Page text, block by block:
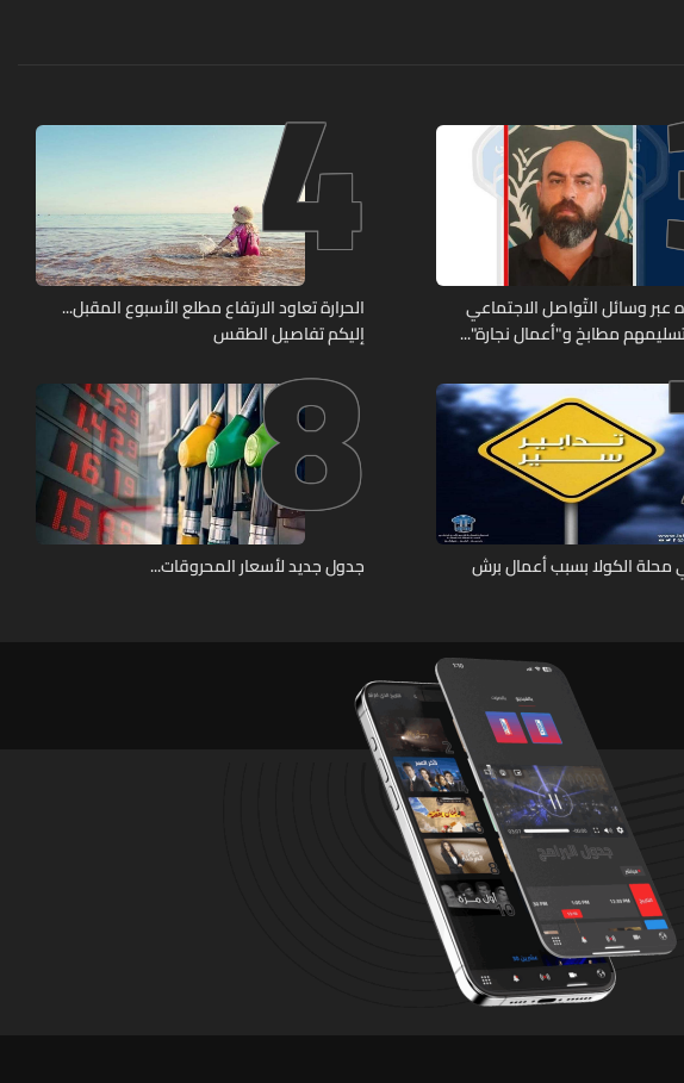
عبر وسائل التّواصل الاجتماعي
مطابخ و"أعمال نجارة"...
4
الحرارة تعاود الارتفاع مطلع الأسبوع المقبل...
إليكم تفاصيل الطقس
محلة الكولا بسبب أعمال برش
8
جدول جديد لأسعار المحروقات...